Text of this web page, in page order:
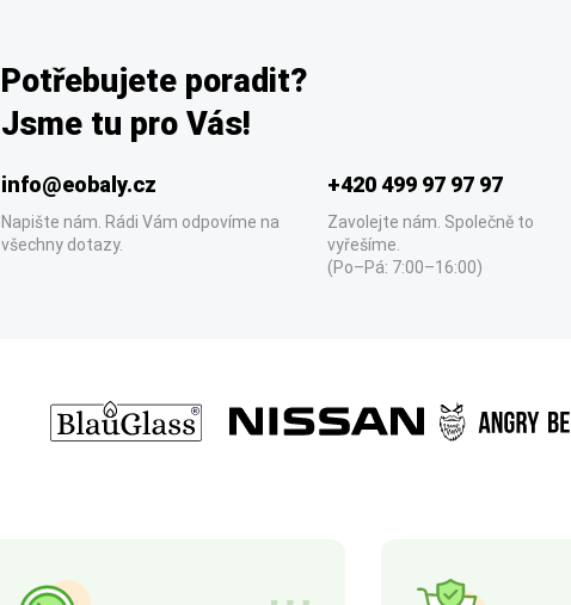
Potřebujete poradit?
Jsme tu pro Vás!
info@eobaly.cz
Napište nám. Rádi Vám odpovíme na
všechny dotazy.
+420 499 97 97 97
Zavolejte nám. Společně to
vyřešíme.
(Po–Pá: 7:00–16:00)